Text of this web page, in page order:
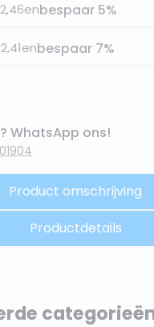
2,46enbespaar 5%
2,41enbespaar 7%
WhatsApp ons!
Product omschrijving
Productdetails